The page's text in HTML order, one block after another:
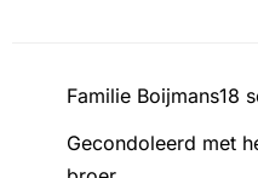
Familie Boijmans18
Gecondoleerd met